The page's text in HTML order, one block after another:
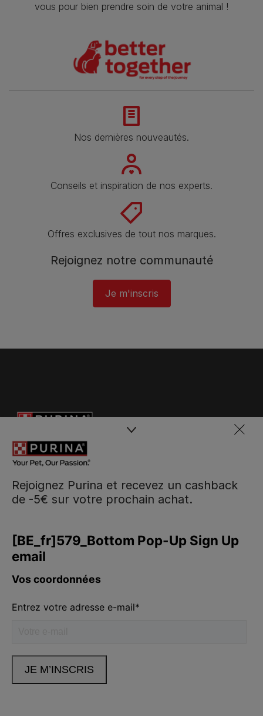
vous pour bien prendre soin de votre animal !
Nos dernières nouveautés.
Conseils et inspiration de nos experts.
Offres exclusives de tout nos marques.
Rejoignez notre communauté
Je m'inscris
Rejoignez Purina et recevez un cashback
de -5€ sur votre prochain achat.
Neem contact met ons op